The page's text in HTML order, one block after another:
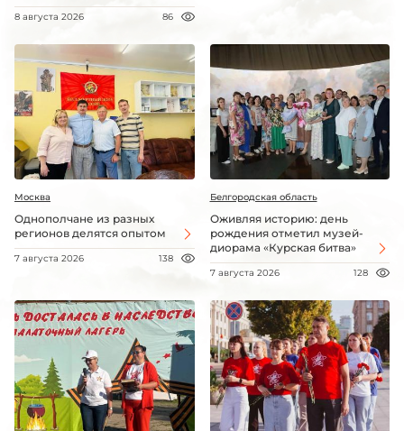
8 августа 2026 86
Москва
Однополчане из разных
регионов делятся опытом
7 августа 2026 138
Белгородская область
Оживляя историю: день
рождения отметил музей-
диорама «Курская битва»
7 августа 2026 128